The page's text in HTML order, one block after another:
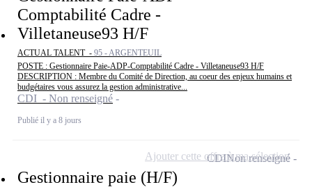
Comptabilité Cadre -
Villetaneuse93 H/F
ACTUAL TALENT - 95 - ARGENTEUIL
POSTE : Gestionnaire Paie-ADP-Comptabilité Cadre - Villetaneuse93 H/F
DESCRIPTION : Membre du Comité de Direction, au coeur des enjeux humains et
budgétaires vous assurez la gestion administrative...
CDI - Non renseigné
Publié il y a 8 jours
Gestionnaire paie (H/F)
CDINon renseigné
Ajouter cette offre à ma sélection